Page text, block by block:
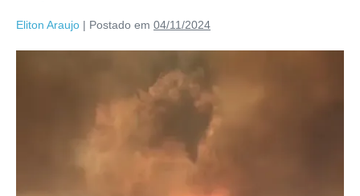
Eliton Araujo | Postado em 04/11/2024